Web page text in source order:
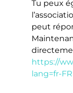
Tu peux
peut
https://
lang=fr-FR